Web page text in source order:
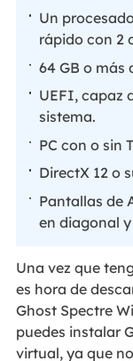
Un
rápido con 2
64 GB o más
UEFI, capaz
sistema.
PC con o sin
DirectX 12 o
Pantallas de
en diagonal
Una vez que
es hora de
Ghost Spectre
puedes instalar
virtual, ya que